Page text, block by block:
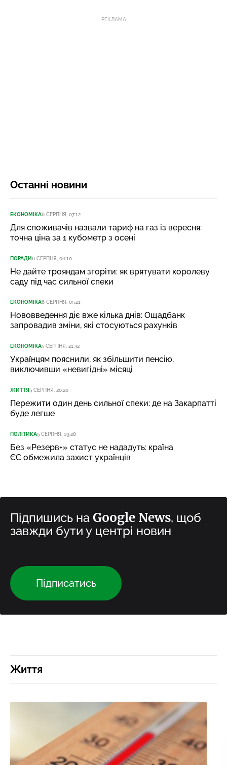
РЕКЛАМА
Останні новини
ЕКОНОМІКА6 СЕРПНЯ, 07:12
Для споживачів назвали тариф на газ із вересня:
точна ціна за 1 кубометр з осені
ПОРАДИ6 СЕРПНЯ, 06:10
Не дайте трояндам згоріти: як врятувати королеву
саду під час сильної спеки
ЕКОНОМІКА6 СЕРПНЯ, 05:21
Нововведення діє вже кілька днів: Ощадбанк
запровадив зміни, які стосуються рахунків
ЕКОНОМІКА5 СЕРПНЯ, 21:32
Українцям пояснили, як збільшити пенсію,
виключивши «невигідні» місяці
ЖИТТЯ5 СЕРПНЯ, 20:20
Пережити один день сильної спеки: де на Закарпатті
буде легше
ПОЛІТИКА5 СЕРПНЯ, 19:28
Без «Резерв+» статус не нададуть: країна
ЄС обмежила захист українців
Підпишись на Google News, щоб
завжди бути у центрі новин
Підписатись
Життя